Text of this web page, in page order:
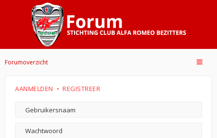
Forumoverzicht
AANMELDEN • REGISTREER